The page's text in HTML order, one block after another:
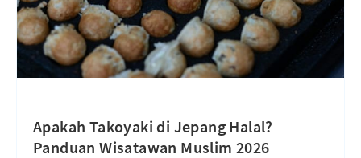
Apakah Takoyaki di Jepang Halal?
Panduan Wisatawan Muslim 2026